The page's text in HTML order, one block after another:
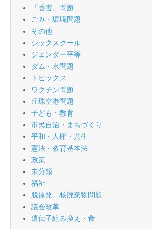
「香害」問題
ごみ・環境問題
その他
シックスクール
ジェンダー平等
ダム・水問題
トピックス
ワクチン問題
丘珠空港問題
子ども・教育
市民自治・まちづくり
平和・人権・共生
憲法・教育基本法
政策
未分類
福祉
脱原発、核廃棄物問題
議会改革
遺伝子組み換え・食